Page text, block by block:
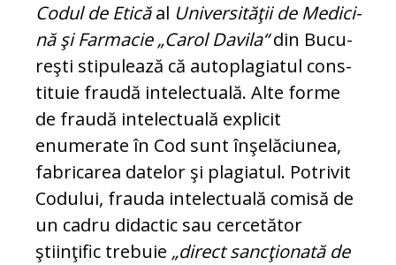
Codul de Eticăal Universităţii de Me­di­ci­
nă şi Farmacie „Carol Davila“din Bu­cu­
reşti stipulează că autoplagiatul cons­
tituie fraudă intelectuală. Alte forme
de fraudă in­telectuală explicit
enumerate în Cod sunt înşelăciunea,
fabricarea datelor şi pla­gia­tul. Potrivit
Codului, frauda in­te­lectuală co­misă de
un cadru didactic sau cercetător
ştiinţific trebuie „direct sanc­ţionată de